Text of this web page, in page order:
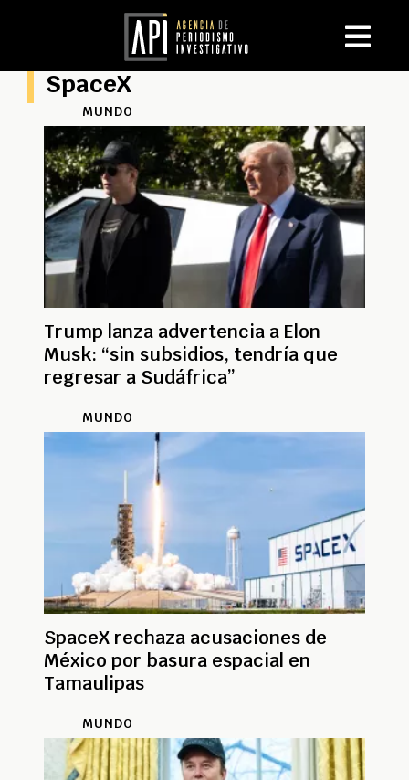
SpaceX
MUNDO
Trump lanza advertencia a Elon
Musk: “sin subsidios, tendría que
regresar a Sudáfrica”
MUNDO
SpaceX rechaza acusaciones de
México por basura espacial en
Tamaulipas
MUNDO